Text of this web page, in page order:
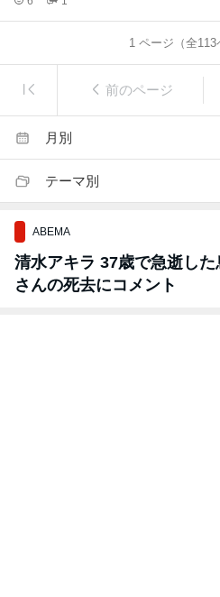
1 ページ（全113
前のページ
月別
テーマ別
ABEMA
清水アキラ 37歳で急逝し
さんの死去にコメント